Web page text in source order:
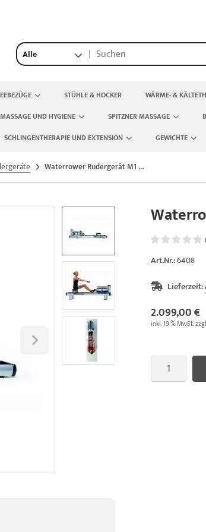
Alle
STÜHLE & HOCKER WÄRME- &
UND HYGIENE SPITZNER MASSAGE
SCHLINGENTHERAPIE UND EXTENSION GEWICHTE
Waterrower Rudergerät M1 Lorise - Silber
Art.Nr.:6408
Lieferzeit:
2.099,00 €
inkl. 19 % MwSt.